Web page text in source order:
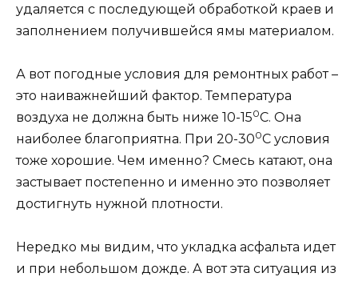
удаляется с последующей обработкой краев и
заполнением получившейся ямы материалом.
А вот погодные условия для ремонтных работ –
это наиважнейший фактор. Температура
воздуха не должна быть ниже 10-150С. Она
наиболее благоприятна. При 20-300С условия
тоже хорошие. Чем именно? Смесь катают, она
застывает постепенно и именно это позволяет
достигнуть нужной плотности.
Нередко мы видим, что укладка асфальта идет
и при небольшом дожде. А вот эта ситуация из